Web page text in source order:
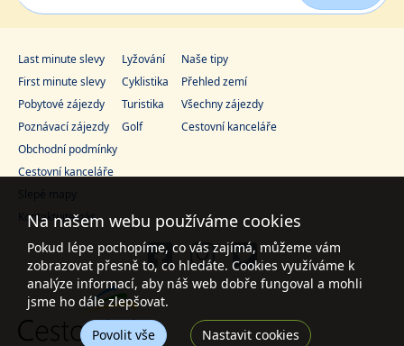
Last minute slevy
First minute slevy
Pobytové zájezdy
Poznávací zájezdy
Lyžování
Cyklistika
Turistika
Golf
Naše tipy
Přehled zemí
Všechny zájezdy
Cestovní kanceláře
Obchodní podmínky
Cestovní kanceláře
Slepé mapy
Kontaktujte nás
Na našem webu používáme cookies
Pokud lépe pochopíme, co vás zajímá, můžeme vám
zobrazovat přesně to, co hledáte. Cookies využíváme k
analýze informací, aby náš web dobře fungoval a mohli
jsme ho dále zlepšovat.
Povolit vše
Nastavit cookies